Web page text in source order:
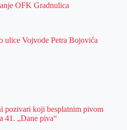
OFK Gradnulica
ulice Vojvode Petra Bojovića
pozivari koji besplatnim pivom
41. „Dane piva“